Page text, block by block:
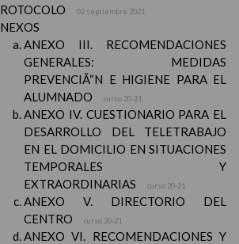
02 septiembre 2021
ANEXO III. RECOMENDACIONES
GENERALES: MEDIDAS
PREVENCIÃ“N E HIGIENE PARA EL
ALUMNADO
curso 20-21
ANEXO IV. CUESTIONARIO PARA EL
DESARROLLO DEL TELETRABAJO
EN EL DOMICILIO EN SITUACIONES
TEMPORALES Y
EXTRAORDINARIAS
curso 20-21
ANEXO V. DIRECTORIO DEL
CENTRO
curso 20-21
ANEXO VI. RECOMENDACIONES Y